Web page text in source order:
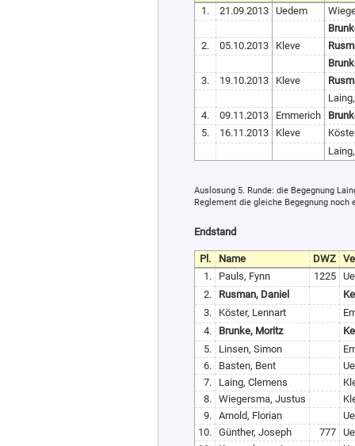
1.
21.09.2013 Uedem
2.
05.10.2013 Kleve
3.
19.10.2013 Kleve
4.
09.11.2013 Emmerich
5.
16.11.2013 Kleve
Auslosung 5. Runde: die Begegnung
Reglement die gleiche Begegnung noch
Endstand
Pl. Name DWZ
1.
Pauls, Fynn 1225
2.
Rusman, Daniel
3.
Köster, Lennart
4.
Brunke, Moritz
5.
Linsen, Simon
6.
Basten, Bent
7.
Laing, Clemens
8. Wiegersma, Justus
9. Arnold, Florian
10. Günther, Joseph 777